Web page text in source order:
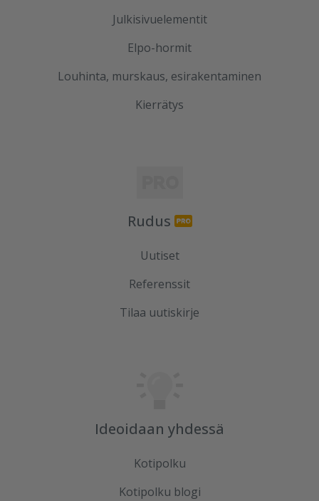
Julkisivuelementit
Elpo-hormit
Louhinta, murskaus, esirakentaminen
Kierrätys
Rudus
Uutiset
Referenssit
Tilaa uutiskirje
Ideoidaan yhdessä
Kotipolku
Kotipolku blogi